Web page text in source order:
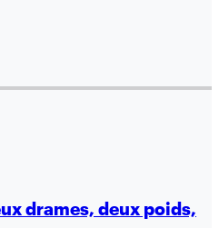
drames, deux poids,